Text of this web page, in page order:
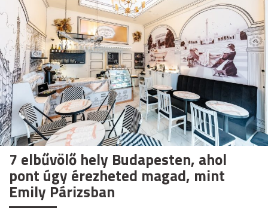
7 elbűvölő hely Budapesten, ahol
pont úgy érezheted magad, mint
Emily Párizsban